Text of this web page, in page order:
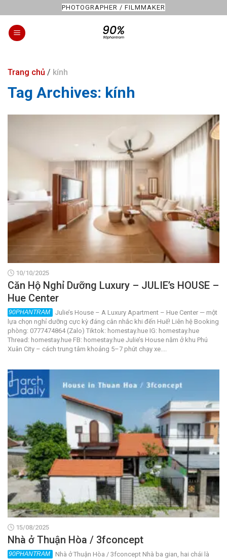
content
PHOTOGRAPHER / FILMMAKER
Trang chủ / kính
Tag Archives: kính
10/10/2025
Căn Hộ Nghỉ Dưỡng Luxury – JULIE’s HOUSE –
Hue Center
Julie’s House – A Luxury Apartment – Hue Center — một
lựa chọn nghỉ dưỡng cực kỳ đáng cân nhắc khi đến Huế! Liên hệ Booking
phòng: 0777474864 (Zalo) Tiktok: homestay.hue IG: homestay.hue
Thread: homestay.hue FB: homestay.hue Julie’s House nằm ở khu Phú
Xuân City – cách trung tâm khoảng 5–7 phút chạy xe....
15/08/2025
Nhà ở Thuận Hòa / 3fconcept
Nhà ở Thuận Hòa / 3fconcept Nhà ba gian, hai chái là